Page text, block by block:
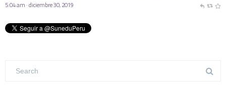
5:04 am · diciembre 30, 2019